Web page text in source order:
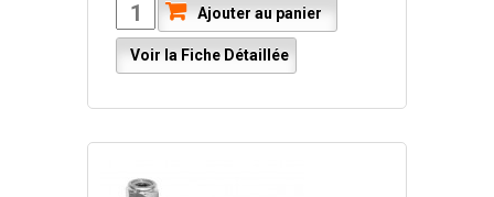
Ajouter au panier
Voir la Fiche Détaillée